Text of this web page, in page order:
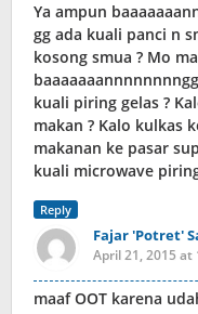
Ya ampun
gg ada kuali panci n
kosong smua ? Mo
kuali piring gelas ?
makan ? Kalo kulkas
makanan ke pasar
kuali microwave
Reply
Fajar 'Potret'
April 21, 2015 at
maaf OOT karena